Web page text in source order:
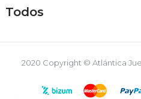
Todos
2020 Copyright © Atlántica